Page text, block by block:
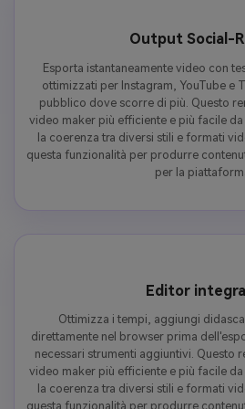
Output Social-
Esporta istantaneamente video con
ottimizzati per Instagram, YouTube e
pubblico dove scorre di più. Questo
video maker più efficiente e più facile
la coerenza tra diversi stili e formati
questa funzionalità per produrre
per la
Editor
Ottimizza i tempi, aggiungi
direttamente nel browser prima
necessari strumenti aggiuntivi. Questo
video maker più efficiente e più facile
la coerenza tra diversi stili e formati
questa funzionalità per produrre